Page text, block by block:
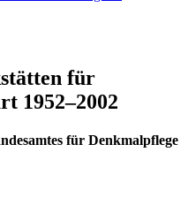
für
1952–2002
für Denkmalpflege